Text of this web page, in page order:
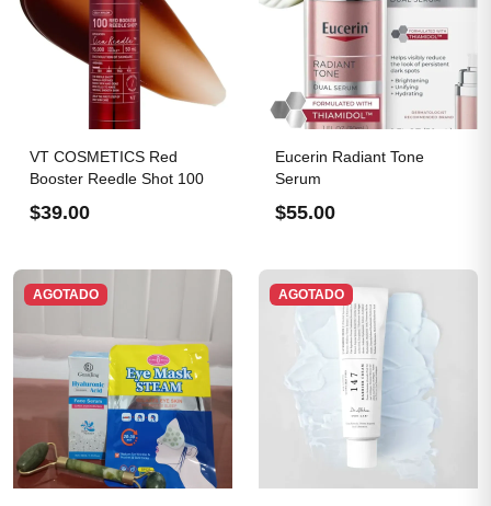
VT COSMETICS Red
Booster Reedle Shot 100
$39.00
Eucerin Radiant Tone
Serum
$55.00
AGOTADO AGOTADO